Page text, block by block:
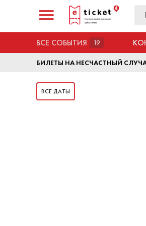
ВСЕ СОБЫТИЯ 19
БИЛЕТЫ НА НЕСЧАСТНЫЙ
ВСЕ ДАТЫ